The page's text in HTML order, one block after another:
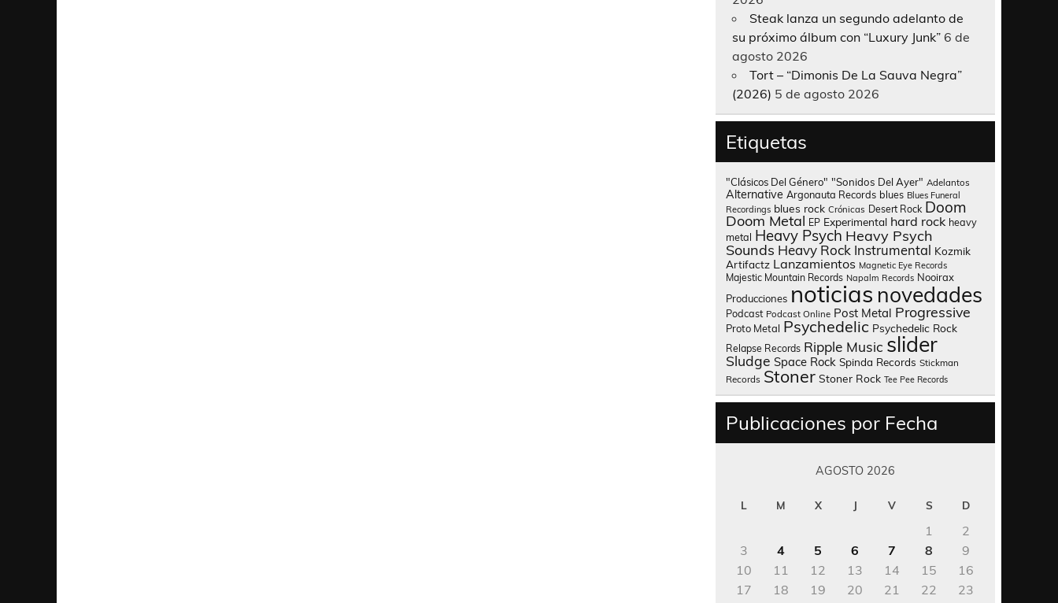
Steak lanza un segundo adelanto de
su próximo álbum con “Luxury Junk” 6 de
agosto 2026
Tort – “Dimonis De La Sauva Negra”
(2026) 5 de agosto 2026
Etiquetas
"Clásicos Del Género" "Sonidos Del Ayer" Adelantos
Alternative Argonauta Records blues Blues Funeral
Recordings blues rock Crónicas Desert Rock Doom
Doom Metal EP Experimental hard rock heavy
metal Heavy Psych Heavy Psych
Sounds Heavy Rock Instrumental Kozmik
Artifactz Lanzamientos Magnetic Eye Records
Majestic Mountain Records Napalm Records Nooirax
Producciones noticias novedades
Podcast Podcast Online Post Metal Progressive
Proto Metal Psychedelic Psychedelic Rock
Relapse Records Ripple Music slider
Sludge Space Rock Spinda Records Stickman
Records Stoner Stoner Rock Tee Pee Records
Publicaciones por Fecha
AGOSTO 2026
L M X J V S D
1
2
3
4 5 6 7 8
9
10
11 12 13 14 15
16
17
18 19 20 21 22
23